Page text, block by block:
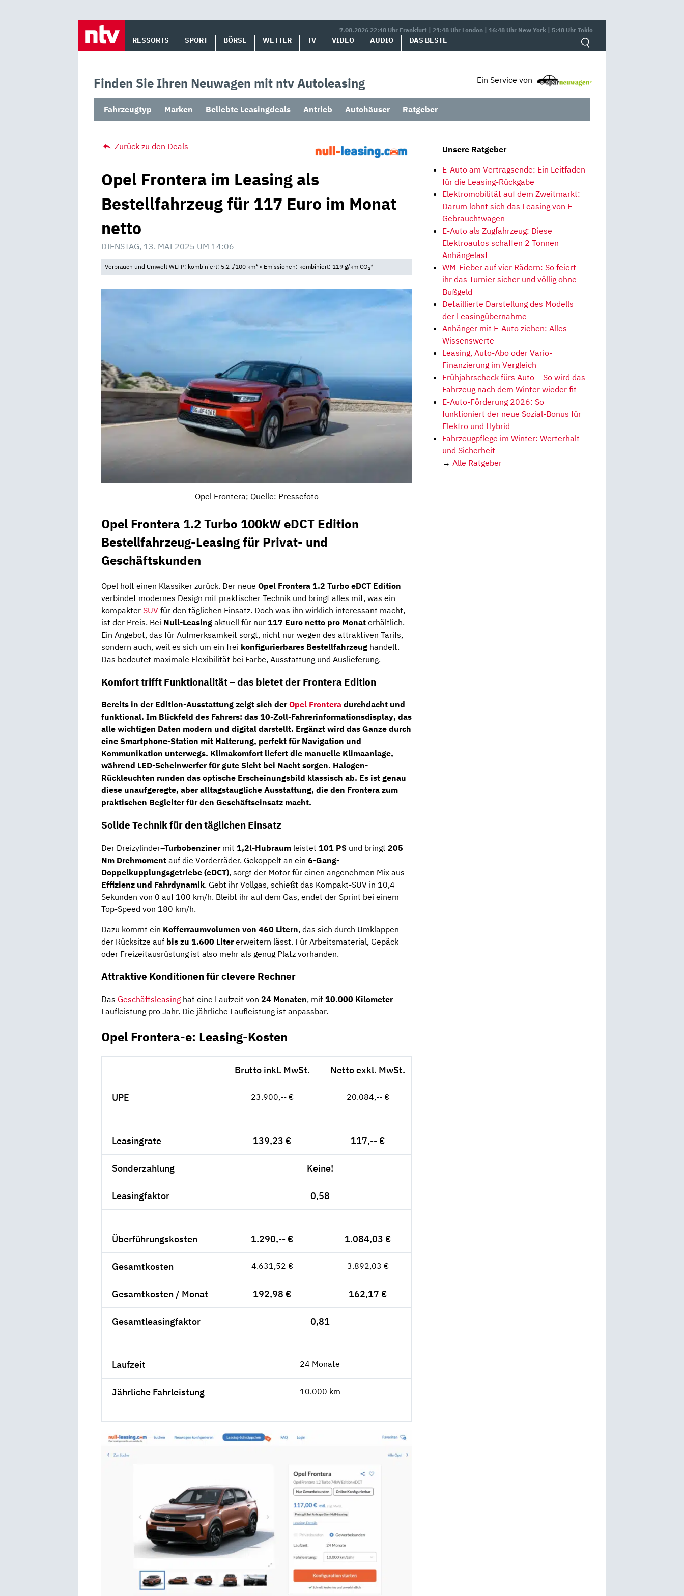
7.08.2026 22:48 Uhr Frankfurt | 21:48 Uhr London | 16:48 Uhr New York | 5:48 Uhr Tokio
RESSORTS SPORT BÖRSE WETTER TV VIDEO AUDIO DAS BESTE
Finden Sie Ihren Neuwagen mit ntv Autoleasing Ein Service von
Fahrzeugtyp Marken Beliebte Leasingdeals Antrieb Autohäuser Ratgeber
Zurück zu den Deals
Opel Frontera im Leasing als
Bestellfahrzeug für 117 Euro im Monat
netto
DIENSTAG, 13. MAI 2025 UM 14:06
Verbrauch und Umwelt WLTP: kombiniert: 5,2 l/100 km* • Emissionen: kombiniert: 119 g/km CO2*
Opel Frontera; Quelle: Pressefoto
Opel Frontera 1.2 Turbo 100kW eDCT Edition
Bestellfahrzeug-Leasing für Privat- und
Geschäftskunden
Opel holt einen Klassiker zurück. Der neue Opel Frontera 1.2 Turbo eDCT Edition
verbindet modernes Design mit praktischer Technik und bringt alles mit, was ein
kompakter SUV für den täglichen Einsatz. Doch was ihn wirklich interessant macht,
ist der Preis. Bei Null-Leasing aktuell für nur 117 Euro netto pro Monat erhältlich.
Ein Angebot, das für Aufmerksamkeit sorgt, nicht nur wegen des attraktiven Tarifs,
sondern auch, weil es sich um ein frei konfigurierbares Bestellfahrzeug handelt.
Das bedeutet maximale Flexibilität bei Farbe, Ausstattung und Auslieferung.
Komforttrifft Funktionalität –das bietetder Frontera Edition
Bereits in der Edition-Ausstattung zeigt sich derOpel Frontera durchdacht und
funktional. Im Blickfeld des Fahrers: das 10-Zoll-Fahrerinformationsdisplay, das
alle wichtigen Daten modern und digital darstellt. Ergänzt wird das Ganze durch
eine Smartphone-Station mit Halterung, perfekt für Navigation und
Kommunikation unterwegs. Klimakomfort liefert die manuelle Klimaanlage,
während LED-Scheinwerfer fürgute Sicht bei Nacht sorgen. Halogen-
Rückleuchten runden das optische Erscheinungsbild klassisch ab. Es ist genau
diese unaufgeregte, aberalltagstaugliche Ausstattung, die den Frontera zum
praktischen Begleiterfürden Geschäftseinsatz macht.
Solide Technikfürdentäglichen Einsatz
Der Dreizylinder–Turbobenzinermit 1,2l-Hubraum leistet 101 PS und bringt 205
Nm Drehmoment auf die Vorderräder. Gekoppelt an ein 6-Gang-
Doppelkupplungsgetriebe (eDCT), sorgt der Motor für einen angenehmen Mix aus
Effizienz und Fahrdynamik. Gebt ihr Vollgas, schießt das Kompakt-SUV in 10,4
Sekunden von 0 auf 100 km/h. Bleibt ihr auf dem Gas, endet der Sprint bei einem
Top-Speed von 180 km/h.
Dazu kommt ein Kofferraumvolumen von 460 Litern, das sich durch Umklappen
der Rücksitze auf bis zu 1.600 Liter erweitern lässt. Für Arbeitsmaterial, Gepäck
oder Freizeitausrüstung ist also mehr als genug Platz vorhanden.
Attraktive Konditionenfürclevere Rechner
Das Geschäftsleasing hat eine Laufzeit von 24 Monaten, mit 10.000 Kilometer
Laufleistung pro Jahr. Die jährliche Laufleistung ist anpassbar.
Opel Frontera-e: Leasing-Kosten
Brutto inkl. MwSt. Netto exkl. MwSt.
UPE 23.900,-- € 20.084,-- €
Leasingrate 139,23 € 117,-- €
Sonderzahlung Keine!
Leasingfaktor 0,58
Überführungskosten 1.290,-- € 1.084,03 €
Gesamtkosten 4.631,52 € 3.892,03 €
Gesamtkosten / Monat 192,98 € 162,17 €
Gesamtleasingfaktor 0,81
Laufzeit 24 Monate
Jährliche Fahrleistung 10.000 km
Unsere Ratgeber
E-Auto am Vertragsende: Ein Leitfaden
für die Leasing-Rückgabe
Elektromobilität auf dem Zweitmarkt:
Darum lohnt sich das Leasing von E-
Gebrauchtwagen
E-Auto als Zugfahrzeug: Diese
Elektroautos schaffen 2 Tonnen
Anhängelast
WM-Fieber auf vier Rädern: So feiert
ihr das Turnier sicher und völlig ohne
Bußgeld
Detaillierte Darstellung des Modells
der Leasingübernahme
Anhänger mit E-Auto ziehen: Alles
Wissenswerte
Leasing, Auto-Abo oder Vario-
Finanzierung im Vergleich
Frühjahrscheck fürs Auto – So wird das
Fahrzeug nach dem Winter wieder fit
E-Auto-Förderung 2026: So
funktioniert der neue Sozial-Bonus für
Elektro und Hybrid
Fahrzeugpflege im Winter: Werterhalt
und Sicherheit
→ Alle Ratgeber